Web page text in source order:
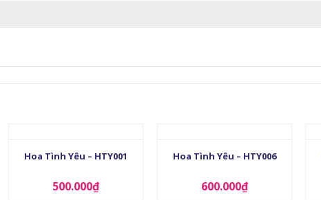
Hoa Tình Yêu – HTY001
500.000₫
Hoa Tình Yêu – HTY006
600.000₫